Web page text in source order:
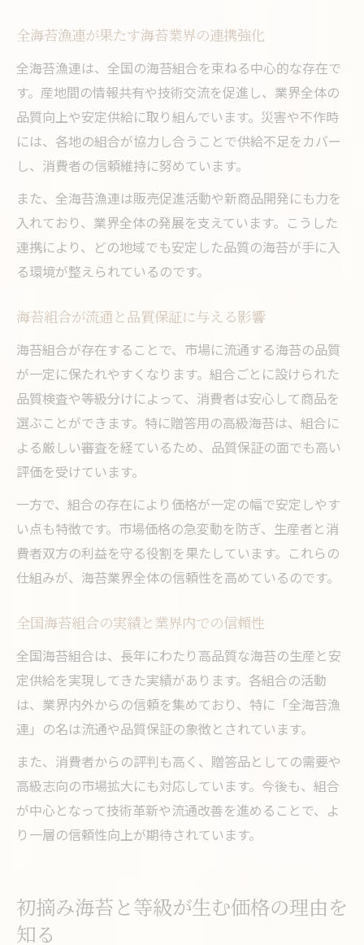
全海苔漁連が果たす海苔業界の連携強化
全海苔漁連は、全国の海苔組合を束ねる中心的な存在で
す。産地間の情報共有や技術交流を促進し、業界全体の
品質向上や安定供給に取り組んでいます。災害や不作時
には、各地の組合が協力し合うことで供給不足をカバー
し、消費者の信頼維持に努めています。
また、全海苔漁連は販売促進活動や新商品開発にも力を
入れており、業界全体の発展を支えています。こうした
連携により、どの地域でも安定した品質の海苔が手に入
る環境が整えられているのです。
海苔組合が流通と品質保証に与える影響
海苔組合が存在することで、市場に流通する海苔の品質
が一定に保たれやすくなります。組合ごとに設けられた
品質検査や等級分けによって、消費者は安心して商品を
選ぶことができます。特に贈答用の高級海苔は、組合に
よる厳しい審査を経ているため、品質保証の面でも高い
評価を受けています。
一方で、組合の存在により価格が一定の幅で安定しやす
い点も特徴です。市場価格の急変動を防ぎ、生産者と消
費者双方の利益を守る役割を果たしています。これらの
仕組みが、海苔業界全体の信頼性を高めているのです。
全国海苔組合の実績と業界内での信頼性
全国海苔組合は、長年にわたり高品質な海苔の生産と安
定供給を実現してきた実績があります。各組合の活動
は、業界内外からの信頼を集めており、特に「全海苔漁
連」の名は流通や品質保証の象徴とされています。
また、消費者からの評判も高く、贈答品としての需要や
高級志向の市場拡大にも対応しています。今後も、組合
が中心となって技術革新や流通改善を進めることで、よ
り一層の信頼性向上が期待されています。
初摘み海苔と等級が生む価格の理由を
知る